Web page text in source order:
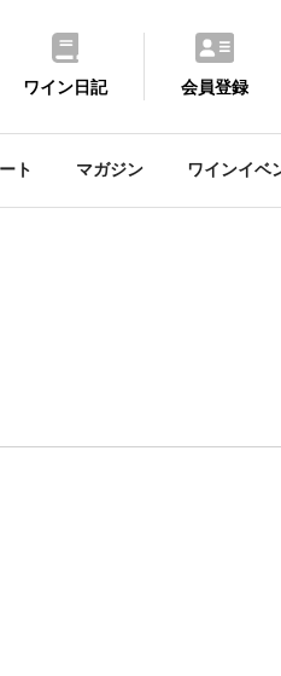
ワイン日記 会員登録
ト マガジン ワインイベ